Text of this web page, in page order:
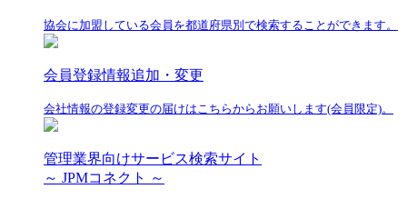
協会に加盟している会員を都道府県別で検索することができます。
会員登録情報追加・変更
会社情報の登録変更の届けはこちらからお願いします(会員限定)。
管理業界向けサービス検索サイト
～ JPMコネクト ～